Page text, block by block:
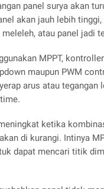
panel surya akan
akan jauh lebih
atau panel jadi
MPPT,
maupun PWM
arus atau
ketika
di kurangi. Intinya
dapat mencari titik